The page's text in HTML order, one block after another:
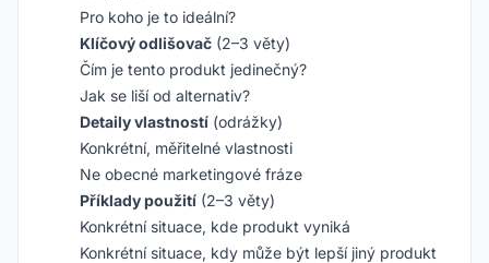
Pro koho je to ideální?
Klíčový odlišovač (2–3 věty)
Čím je tento produkt jedinečný?
Jak se liší od alternativ?
Detaily vlastností (odrážky)
Konkrétní, měřitelné vlastnosti
Ne obecné marketingové fráze
Příklady použití (2–3 věty)
Konkrétní situace, kde produkt vyniká
Konkrétní situace, kdy může být lepší jiný produkt